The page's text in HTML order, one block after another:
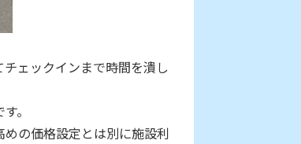
ェックインまで時間を潰し
。
の価格設定とは別に施設利